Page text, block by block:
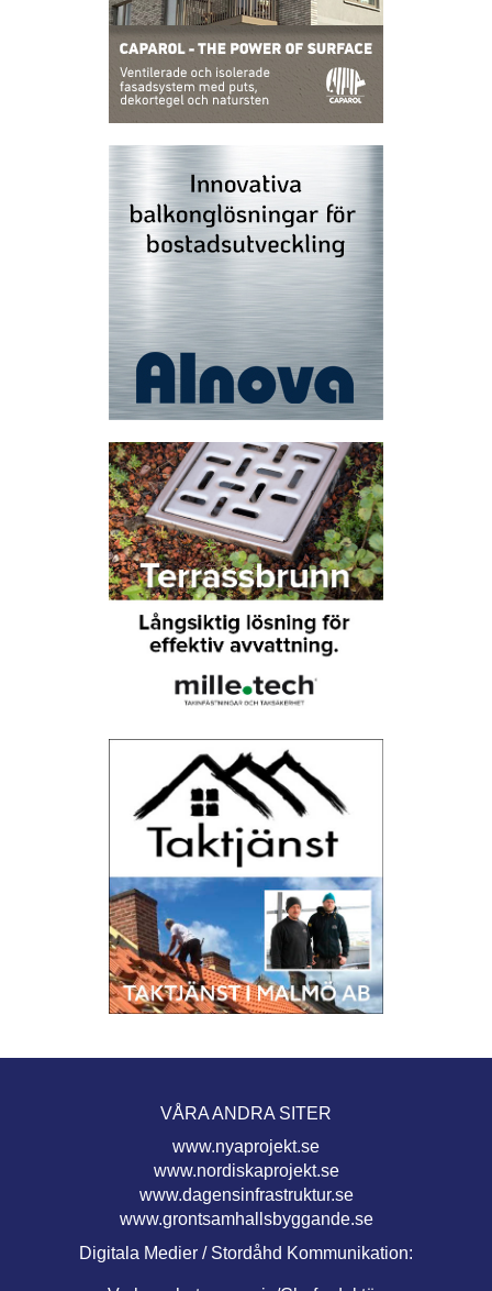
VÅRA ANDRA SITER
www.nyaprojekt.se
www.nordiskaprojekt.se
www.dagensinfrastruktur.se
www.grontsamhallsbyggande.se
Digitala Medier / Stordåhd Kommunikation: